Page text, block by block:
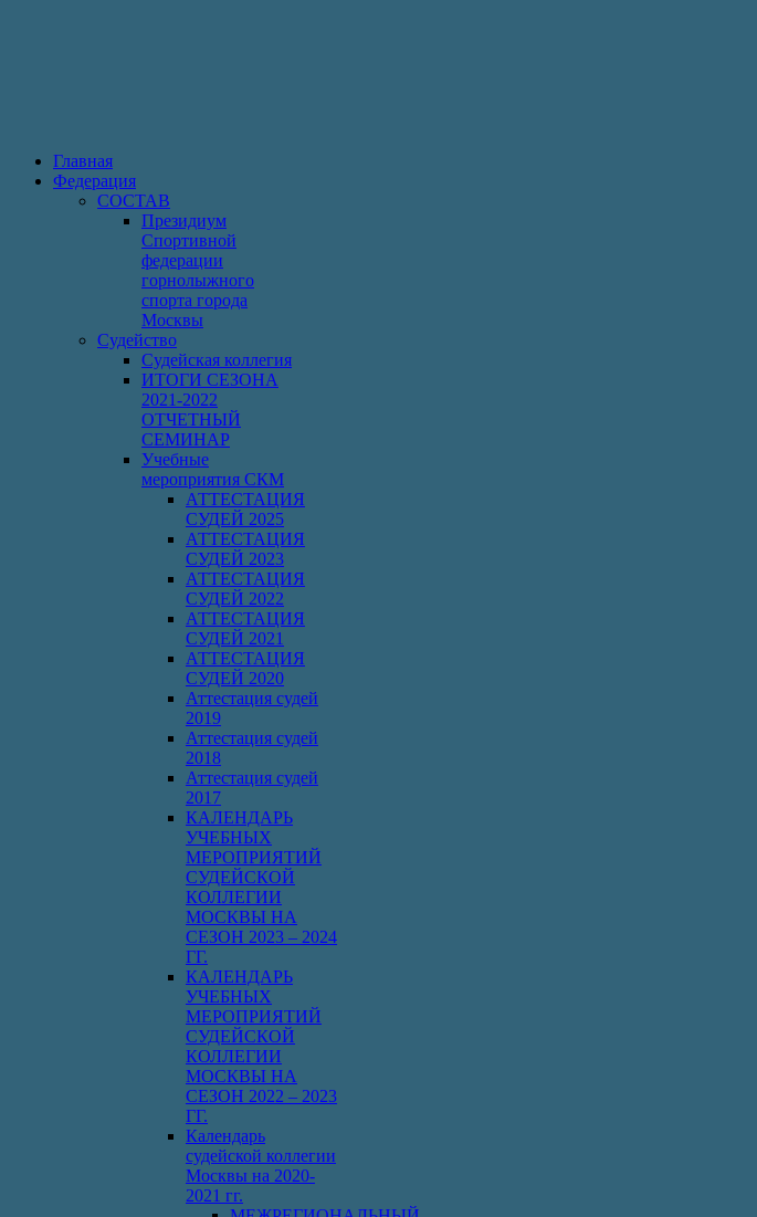
Главная
Федерация
СОСТАВ
Президиум
Спортивной
федерации
горнолыжного
спорта города
Москвы
Судейство
Cудейская коллегия
ИТОГИ СЕЗОНА
2021-2022
ОТЧЕТНЫЙ
СЕМИНАР
Учебные
мероприятия СКМ
АТТЕСТАЦИЯ
СУДЕЙ 2025
АТТЕСТАЦИЯ
СУДЕЙ 2023
АТТЕСТАЦИЯ
СУДЕЙ 2022
АТТЕСТАЦИЯ
СУДЕЙ 2021
АТТЕСТАЦИЯ
СУДЕЙ 2020
Аттестация судей
2019
Аттестация судей
2018
Аттестация судей
2017
КАЛЕНДАРЬ
УЧЕБНЫХ
МЕРОПРИЯТИЙ
СУДЕЙСКОЙ
КОЛЛЕГИИ
МОСКВЫ НА
СЕЗОН 2023 – 2024
ГГ.
КАЛЕНДАРЬ
УЧЕБНЫХ
МЕРОПРИЯТИЙ
СУДЕЙСКОЙ
КОЛЛЕГИИ
МОСКВЫ НА
СЕЗОН 2022 – 2023
ГГ.
Календарь
судейской коллегии
Москвы на 2020-
2021 гг.